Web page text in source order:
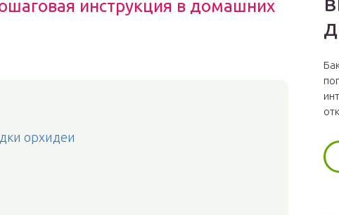
инструкция в домашних
орхидеи